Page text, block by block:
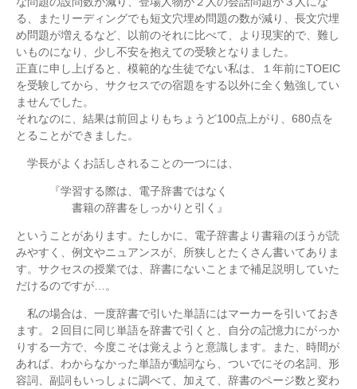
る、またリーディングでも短文穴埋め問題の数が減り、長文穴埋
め問題が増えるなど、以前のそれに比べて、より現実的で、難し
いものになり、少し不安を抱えての受験となりました。
正直に申し上げると、模範的な生徒でない私は、１年前にTOEIC
を受験してから、サクセスでの宿題をする以外に全く勉強してい
ませんでした。
それなのに、結果は前回よりもちょうど100点上がり、680点を
とることができました。
学長がよくお話しされることの一つには、
『学習する際は、電子辞書ではなく
書籍の辞書をしっかりと引く』
ということがあります。たしかに、電子辞書より書籍のほうが読
みやすく、例文やニュアンスが、所狭しとたくさん書いてありま
す。サクセスの授業では、辞書にないことまで補足説明していた
だけるのですが…。
私の場合は、一度辞書で引いた単語にはマーカーを引いておき
ます。２回目に同じ単語を辞書で引くと、自分の記憶力にがっか
りする一方で、今度こそは覚えようと意識します。また、時間が
あれば、わからなかった単語が動詞なら、ついでにその名詞、形
容詞、副詞もいっしょに調べて、加えて、辞書のページ数と変わ